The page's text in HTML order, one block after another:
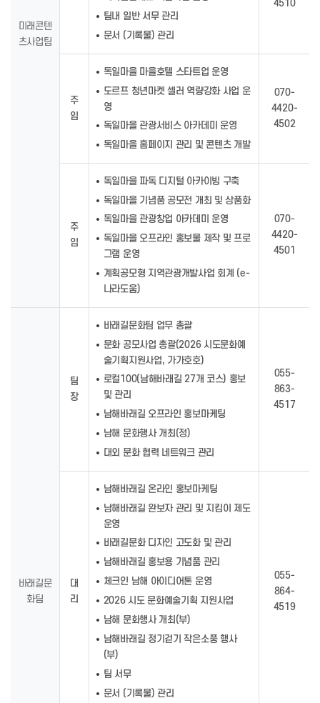
미래콘텐
츠사업팀
팀내 일반 서무 관리
문서 (기록물) 관리
4510
주
임
독일마을 마을호텔 스타트업 운영
도르프 청년마켓 셀러 역량강화 사업 운
영
독일마을 관광서비스 아카데미 운영
독일마을 홈페이지 관리 및 콘텐츠 개발
070-
4420-
4502
주
임
독일마을 파독 디지털 아카이빙 구축
독일마을 기념품 공모전 개최 및 상품화
독일마을 관광창업 아카데미 운영
독일마을 오프라인 홍보물 제작 및 프로
그램 운영
계획공모형 지역관광개발사업 회계 (e-
나라도움)
070-
4420-
4501
바래길문
화팀
팀
장
바래길문화팀 업무 총괄
문화 공모사업 총괄(2026 시도문화예
술기획지원사업, 가가호호)
로컬100(남해바래길 27개 코스) 홍보
및 관리
남해바래길 오프라인 홍보마케팅
남해 문화행사 개최(정)
대외 문화 협력 네트워크 관리
055-
863-
4517
대
리
남해바래길 온라인 홍보마케팅
남해바래길 완보자 관리 및 지킴이 제도
운영
바래길문화 디자인 고도화 및 관리
남해바래길 홍보용 기념품 관리
체크인 남해 아이디어톤 운영
2026 시도 문화예술기획 지원사업
남해 문화행사 개최(부)
남해바래길 정기걷기 작은소풍 행사
(부)
팀 서무
문서 (기록물) 관리
055-
864-
4519